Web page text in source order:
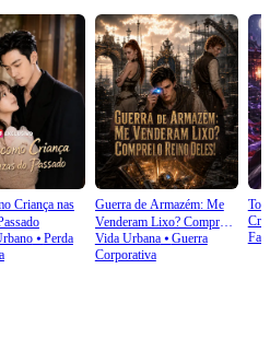
Criança nas
⦁ Perda
Guerra de Armazém: Me
Venderam Lixo? Comprei
o Reino Deles!
Vida Urbana⦁ Guerra
Corporativa